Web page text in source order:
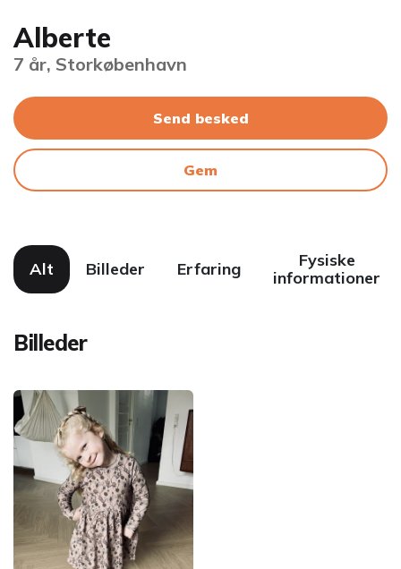
Alberte
7 år, Storkøbenhavn
Send besked
Gem
Alt Billeder Erfaring
Fysiske
informationer
Billeder